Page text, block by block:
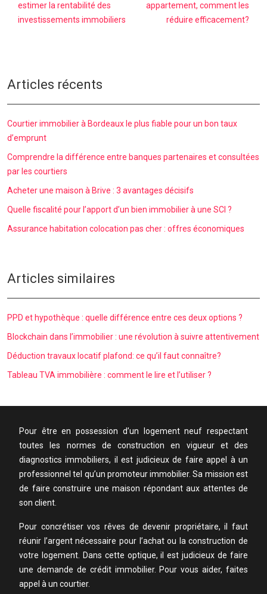
estimer la rentabilité des
investissements immobiliers
appartement, comment les
réduire efficacement?
Articles récents
Courtier immobilier à Bordeaux le plus fiable pour un bon taux
d’emprunt
Comprendre la différence entre banques partenaires et consultées
par les courtiers
Acheter une maison à Brive : 3 avantages décisifs
Quelle fiscalité pour l’apport d’un bien immobilier à une SCI ?
Assurance habitation colocation pas cher : offres économiques
Articles similaires
PPD et hypothèque : quelle différence entre ces deux options ?
Blockchain dans l’immobilier : une révolution à suivre attentivement
Déduction travaux locatif plafond: ce qu’il faut connaître?
Tableau TVA immobilière : comment le lire et l’utiliser ?
Pour être en possession d’un logement neuf respectant
toutes les normes de construction en vigueur et des
diagnostics immobiliers, il est judicieux de faire appel à un
professionnel tel qu’un promoteur immobilier. Sa mission est
de faire construire une maison répondant aux attentes de
son client.
Pour concrétiser vos rêves de devenir propriétaire, il faut
réunir l’argent nécessaire pour l’achat ou la construction de
votre logement. Dans cette optique, il est judicieux de faire
une demande de crédit immobilier. Pour vous aider, faites
appel à un courtier.